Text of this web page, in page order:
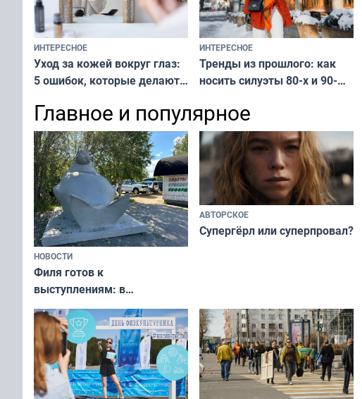
ИНТЕРЕСНОЕ
Уход за кожей вокруг глаз:
5 ошибок, которые делают
и вернуть свежий взгляд
без дорогих средств
ИНТЕРЕСНОЕ
Тренды из прошлого: как
носить силуэты 80-х и 90-
современно и стильно без
переплат
Главное и популярное
НОВОСТИ
Филя готов к
выступлениям: в
мурманском океанариуме
рассказали о состоянии
тюленей
АВТОРСКОЕ
Супергёрл или суперпровал?